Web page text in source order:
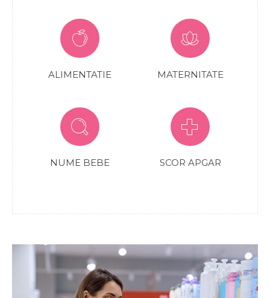
ALIMENTATIE MATERNITATE
NUME BEBE SCOR APGAR